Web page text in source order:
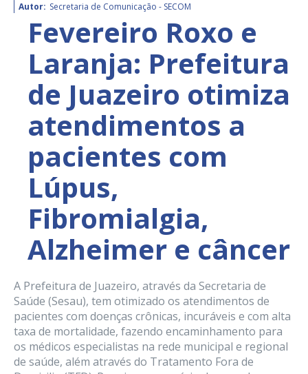
Autor: Secretaria de Comunicação - SECOM
Fevereiro Roxo e
Laranja: Prefeitura
de Juazeiro otimiza
atendimentos a
pacientes com
Lúpus,
Fibromialgia,
Alzheimer e câncer
A Prefeitura de Juazeiro, através da Secretaria de
Saúde (Sesau), tem otimizado os atendimentos de
pacientes com doenças crônicas, incuráveis e com alta
taxa de mortalidade, fazendo encaminhamento para
os médicos especialistas na rede municipal e regional
de saúde, além através do Tratamento Fora de